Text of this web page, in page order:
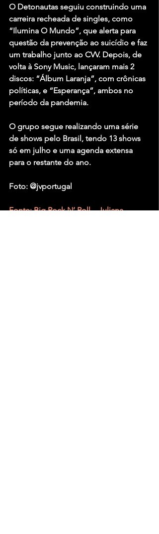
O Detonautas seguiu construindo uma
carreira recheada de singles, como
“Ilumina O Mundo”, que alerta para
questão da prevenção ao suicídio e faz
um trabalho junto ao CVV. Depois, de
volta à Sony Music, lançaram mais 2
discos: “Álbum Laranja”, com crônicas
políticas, e “Esperança”, ambos no
período da pandemia.
O grupo segue realizando uma série
de shows pelo Brasil, tendo 13 shows
só em julho e uma agenda extensa
para o restante do ano.
Foto: @jvportugal
Fonte: Big Rock N’ Roll – Juliana